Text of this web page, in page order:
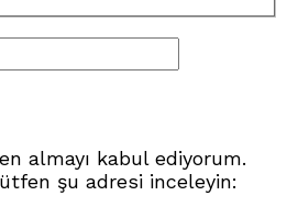
almayı kabul ediyorum.
şu adresi inceleyin: